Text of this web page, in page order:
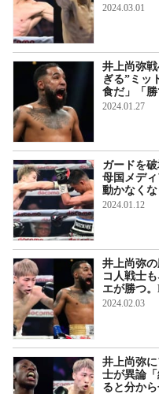
2024.03.01
井上尚弥
ぎる”ミッ
食だ」「勝
2024.01.27
ガードを
母国メデ
動かなくな
2024.01.12
井上尚弥
コ人戦士
エが勝つ。
2024.02.03
井上尚弥
士が異論
ると分から